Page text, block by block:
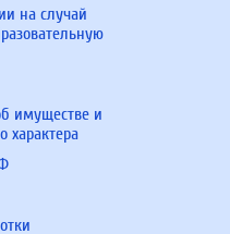
на случай
имуществе и
характера